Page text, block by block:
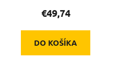
€49,74
DO KOŠÍKA